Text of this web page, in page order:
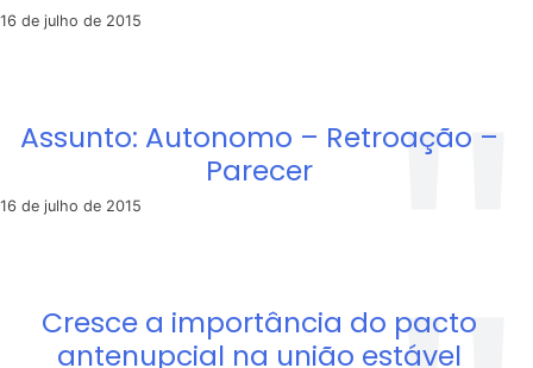
16 de julho de 2015
Assunto: Autonomo – Retroação –
Parecer
16 de julho de 2015
Cresce a importância do pacto
antenupcial na união estável